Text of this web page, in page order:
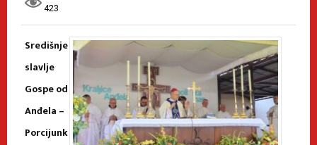
423
Središnje
slavlje
Gospe od
Anđela –
Porcijunk